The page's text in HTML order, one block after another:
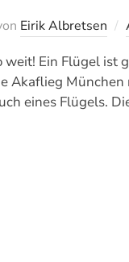
Eirik Albretsen
weit! Ein Flügel
Akaflieg
eines Flügels.